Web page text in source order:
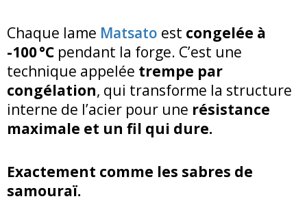
Chaque lame Matsato est congelée à
-100 °C pendant la forge. C’est une
technique appelée trempe par
congélation, qui transforme la structure
interne de l’acier pour une résistance
maximale et un fil qui dure.
Exactement comme les sabres de
samouraï.